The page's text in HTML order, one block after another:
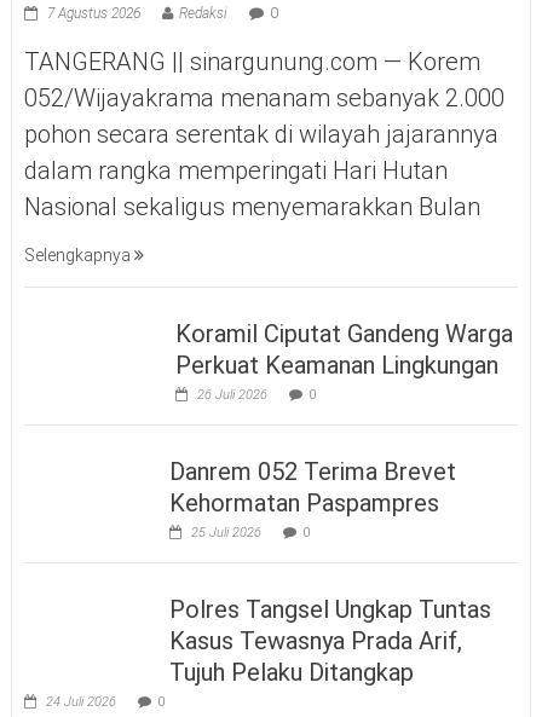
7 Agustus 2026 Redaksi 0
TANGERANG || sinargunung.com — Korem
052/Wijayakrama menanam sebanyak 2.000
pohon secara serentak di wilayah jajarannya
dalam rangka memperingati Hari Hutan
Nasional sekaligus menyemarakkan Bulan
Selengkapnya
Koramil Ciputat Gandeng Warga
Perkuat Keamanan Lingkungan
26 Juli 2026 0
Danrem 052 Terima Brevet
Kehormatan Paspampres
25 Juli 2026 0
Polres Tangsel Ungkap Tuntas
Kasus Tewasnya Prada Arif,
Tujuh Pelaku Ditangkap
24 Juli 2026 0